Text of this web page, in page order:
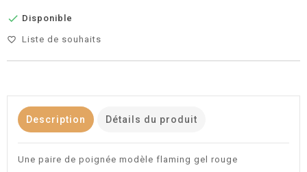
 Disponible
favorite_border Liste de souhaits
Description Détails du produit
Une paire de poignée modèle flaming gel rouge